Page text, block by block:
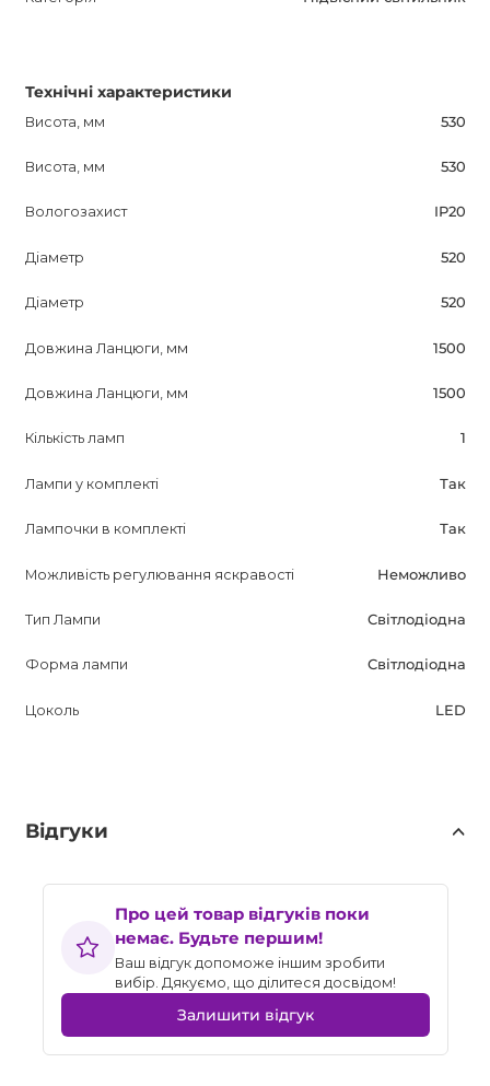
Технічні характеристики
Висота, мм 530
Висота, мм 530
Вологозахист IP20
Діаметр 520
Діаметр 520
Довжина Ланцюги, мм 1500
Довжина Ланцюги, мм 1500
Кількість ламп 1
Лампи у комплекті Так
Лампочки в комплекті Так
Можливість регулювання яскравості Неможливо
Тип Лампи Світлодіодна
Форма лампи Світлодіодна
Цоколь LED
Відгуки
Про цей товар відгуків поки
немає. Будьте першим!
Ваш відгук допоможе іншим зробити
вибір. Дякуємо, що ділитеся досвідом!
Залишити відгук